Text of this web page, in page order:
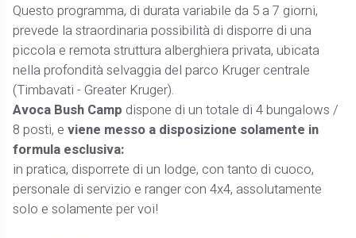
Questo programma, di durata variabile da 5 a 7 giorni,
prevede la straordinaria possibilità di disporre di una
piccola e remota struttura alberghiera privata, ubicata
nella profondità selvaggia del parco Kruger centrale
(Timbavati - Greater Kruger).
Avoca Bush Camp dispone di un totale di 4 bungalows /
8 posti, eviene messo a disposizione solamente in
formula esclusiva:
in pratica, disporrete di un lodge, con tanto di cuoco,
personale di servizio e ranger con 4x4, assolutamente
solo e solamente per voi!